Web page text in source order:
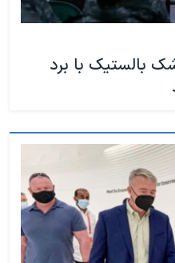
بالستیک با برد